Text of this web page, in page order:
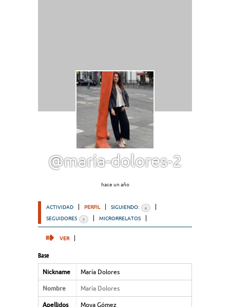
@maria-dolores-2
hace un año
ACTIVIDAD PERFIL SIGUIENDO: 6
SEGUIDORES 5 MICRORRELATOS
VER
Base
Nickname María Dolores
Nombre María Dolores
Apellidos Moya Gómez